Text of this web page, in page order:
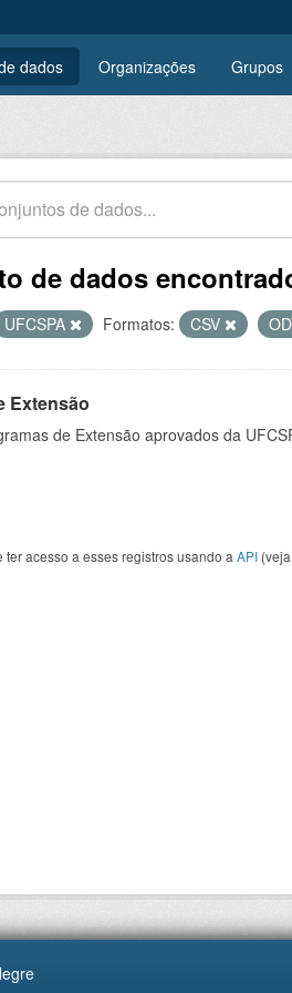
dados Organizações Grupos
de dados
UFCSPA Formatos: CSV
Extensão
de Extensão aprovados da
ter acesso a esses registros usando a API (veja